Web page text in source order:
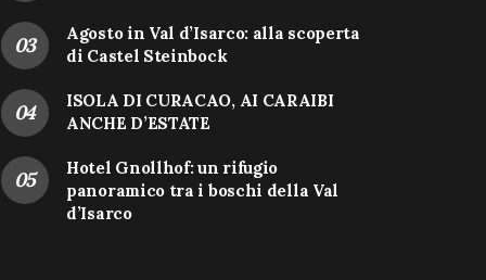
Agosto in Val d’Isarco: alla scoperta
di Castel Steinbock
ISOLA DI CURACAO, AI CARAIBI
ANCHE D’ESTATE
Hotel Gnollhof: un rifugio
panoramico tra i boschi della Val
d’Isarco